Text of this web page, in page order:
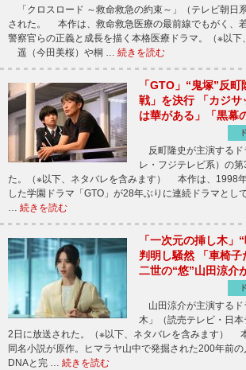
「クロスロード ～救命救急の約束～」（テレビ朝日
された。 本作は、救命救急医療の最前線でもがく、
警察官らの正義と成長を描く本格医療ドラマ。（※以下
遥（今田美桜）や桐 … 続きを読む
「GTO」“鬼塚”反
戦」を決行 「カジ
は華がある」「黒幕
反町隆史が主演するド
レ・フジテレビ系）の
た。（※以下、ネタバレを含みます） 本作は、1998
した学園ドラマ「GTO」が28年ぶりに連続ドラマとし
… 続きを読む
「一次元の挿し木」
判明し騒然 「車椅
二世の“悠”山田涼介
山田涼介が主演するド
木」（読売テレビ・日本
2日に放送された。（※以下、ネタバレを含みます）
同名小説が原作。ヒマラヤ山中で発掘された200年前
DNAと完 … 続きを読む